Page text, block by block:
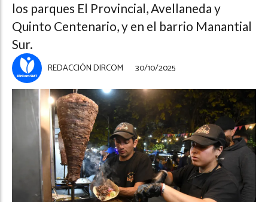
los parques El Provincial, Avellaneda y
Quinto Centenario, y en el barrio Manantial
Sur.
30/10/2025
REDACCIÓN DIRCOM